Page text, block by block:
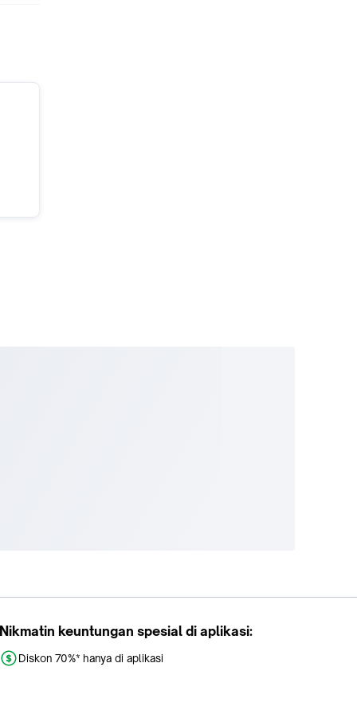
Nikmatin keuntungan spesial di aplikasi:
Diskon 70%* hanya di aplikasi